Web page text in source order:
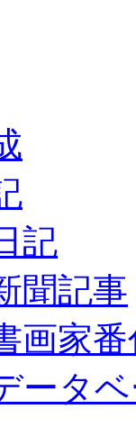
記
聞記事
画家
ータ